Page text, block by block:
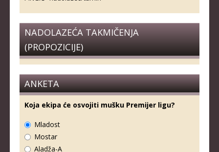
NADOLAZEĆA TAKMIČENJA
(PROPOZICIJE)
ANKETA
Koja ekipa će osvojiti mušku Premijer ligu?
Mladost
Mostar
Aladža-A